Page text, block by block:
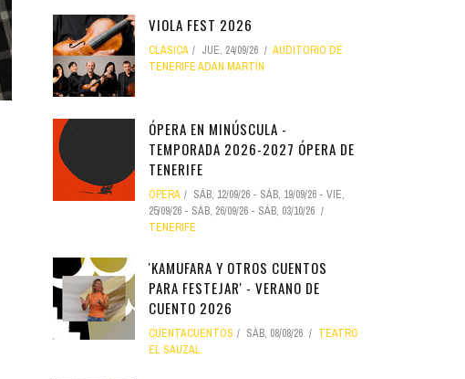
VIOLA FEST 2026
CLÁSICA JUE, 24/09/26
AUDITORIO DE
TENERIFE ADÁN MARTÍN
ÓPERA EN MINÚSCULA -
TEMPORADA 2026-2027 ÓPERA DE
TENERIFE
ÓPERA SÁB, 12/09/26 - SÁB, 19/09/26 - VIE,
25/09/26 - SÁB, 26/09/26 - SÁB, 03/10/26
TENERIFE
'KAMUFARA Y OTROS CUENTOS
PARA FESTEJAR' - VERANO DE
CUENTO 2026
CUENTACUENTOS SÁB, 08/08/26
TEATRO
EL SAUZAL